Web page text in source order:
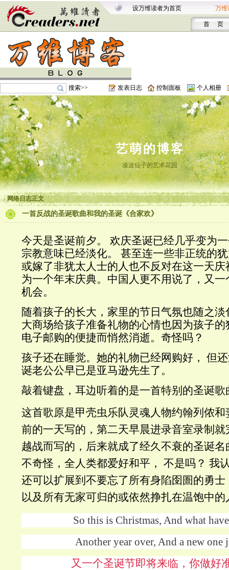
设万维读者为首页 万维
首 页
搜索>> 发表日志 控制面板 个人相册
艺萌的博客
凌波仙子的艺术花园
网络日志正文
一首反战的圣诞歌曲和我的圣诞《合家欢》
今天是圣诞前夕。 欢庆圣诞已经几乎变为
宗教意味已经淡化。 甚至连一些非正统的
或嫁了非犹太人士的人也不反对在这一天
为一个年末庆典。中国人更不用说了，又
机会。
随着孩子的长大，家里的节日气氛也随之
大商场给孩子准备礼物的心情也因为孩子
电子邮购的便捷而悄然消逝。奇怪吗？
孩子还在睡觉。她的礼物已经网购好， 但
诞老公公早已是亚马逊先生了。
敲着键盘，耳边听着的是一首特别的圣诞歌
这首歌原是甲壳虫乐队灵魂人物约翰列侬
前的一天写的，第二天早晨进录音室录制
越战而写的，后来就成了经久不衰的圣诞
不奇怪，全人类都爱好和平， 不是吗？ 我
还可以扩展到不要忘了所有身陷囹圄的勇
以及所有无家可归的或依然挣扎在温饱中
So this is Christmas, And what
Another year over, And a new one
又一个圣诞节即将来临，你做好